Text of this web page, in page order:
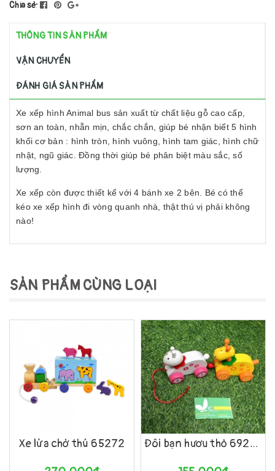
Chia sẻ:
THÔNG TIN SẢN PHẨM
VẬN CHUYỂN
ĐÁNH GIÁ SẢN PHẨM
Xe xếp hình Animal bus sản xuất từ chất liệu gỗ cao cấp,
sơn an toàn, nhẵn mịn, chắc chắn, giúp bé nhận biết 5 hình
khối cơ bản : hình tròn, hình vuông, hình tam giác, hình chữ
nhật, ngũ giác. Đồng thời giúp bé phân biệt màu sắc, số
lượng.
Xe xếp còn được thiết kế với 4 bánh xe 2 bên. Bé có thể
kéo xe xếp hình đi vòng quanh nhà, thật thú vị phải không
nào!
SẢN PHẨM CÙNG LOẠI
Xe lửa chở thú 65272
Đôi bạn hươu thỏ 69252